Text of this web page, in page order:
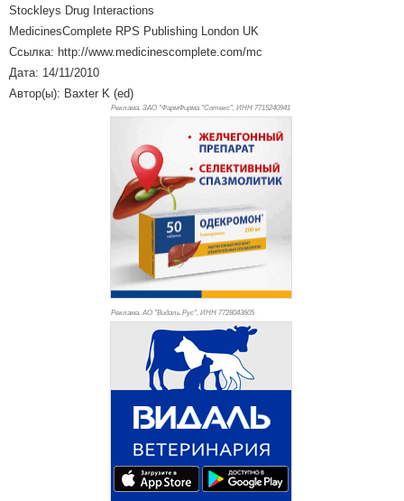
Stockleys Drug Interactions
MedicinesComplete RPS Publishing London UK
Ссылка: http://www.medicinescomplete.com/mc
Дата: 14/11/2010
Автор(ы): Baxter K (ed)
Реклама. ЗАО "ФармФирма "Сотекс", ИНН 7715240941
Реклама. АО "Видаль Рус", ИНН 7728043605